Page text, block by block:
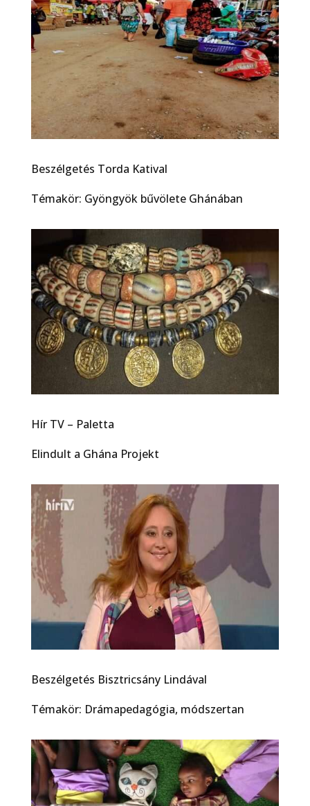
Beszélgetés Torda Katival
Témakör: Gyöngyök bűvölete Ghánában
Hír TV – Paletta
Elindult a Ghána Projekt
Beszélgetés Bisztricsány Lindával
Témakör: Drámapedagógia, módszertan